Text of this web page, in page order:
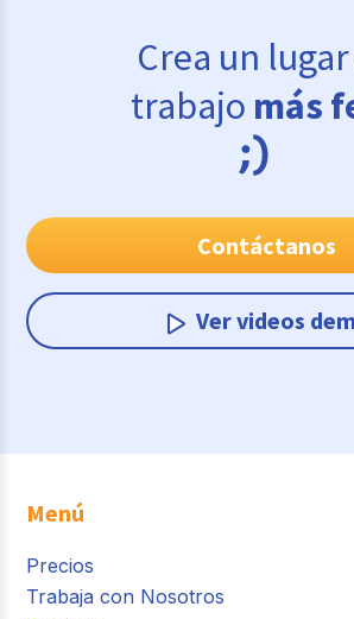
Crea un
trabajo más
Contáctanos
Ver videos
Menú
Precios
Trabaja con Nosotros